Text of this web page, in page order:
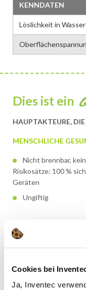
Cookies bei
Ja, Inventec
KENNDATEN
Löslichkeit in Wasser
Dies ist ein
HAUPTAKTEURE,
MENSCHLICHE
Nicht brennbar,
Risikosätze: 100 %
Geräten
Ungiftig
Kein GWP und
Verbindung)